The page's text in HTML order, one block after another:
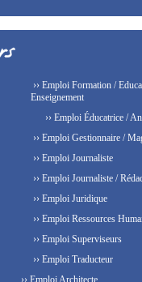
›› Emploi Formation /
Enseignement
›› Emploi Éducatrice /
›› Emploi Gestionnaire /
›› Emploi Journaliste
›› Emploi Journaliste /
›› Emploi Juridique
›› Emploi Ressources
›› Emploi Superviseurs
›› Emploi Traducteur
›› Emploi Architecte